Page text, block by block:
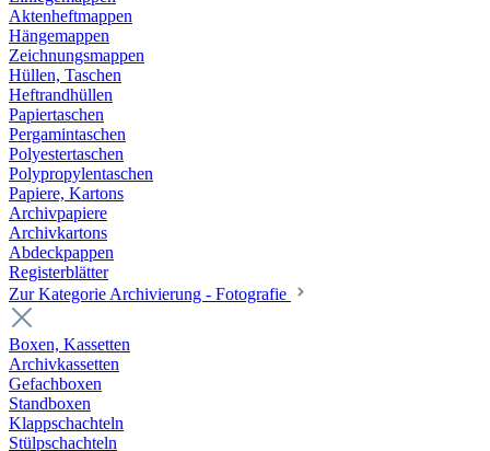
Aktenheftmappen
Hängemappen
Zeichnungsmappen
Hüllen, Taschen
Heftrandhüllen
Papiertaschen
Pergamintaschen
Polyestertaschen
Polypropylentaschen
Papiere, Kartons
Archivpapiere
Archivkartons
Abdeckpappen
Registerblätter
Zur Kategorie Archivierung - Fotografie
Boxen, Kassetten
Archivkassetten
Gefachboxen
Standboxen
Klappschachteln
Stülpschachteln